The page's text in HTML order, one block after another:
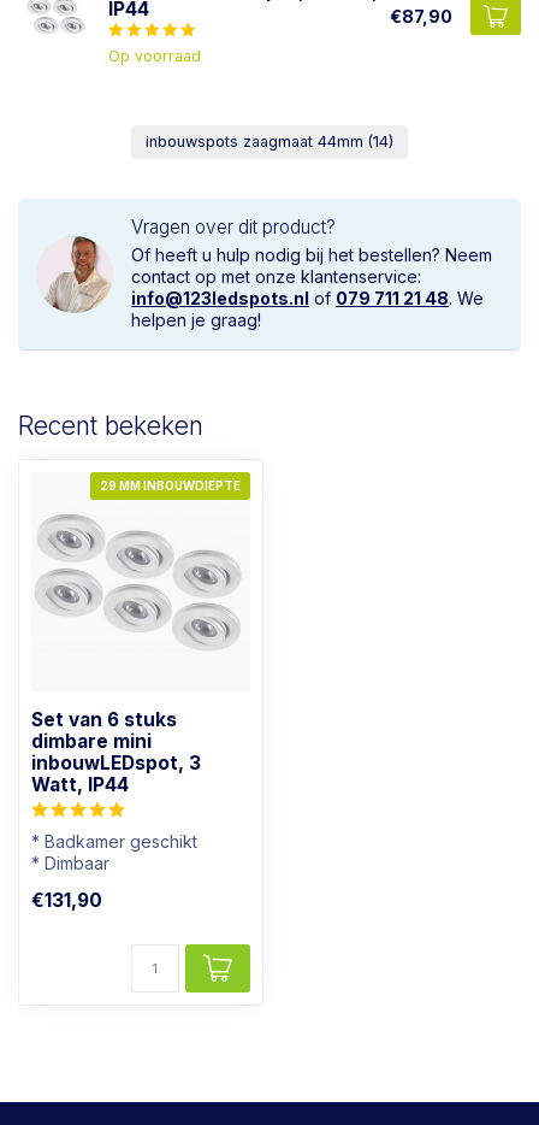
IP44
Op voorraad
€87,90
inbouwspots zaagmaat 44mm (14)
Vragen over dit product?
Of heeft u hulp nodig bij het bestellen? Neem
contact op met onze klantenservice:
info@123ledspots.nl of 079 711 21 48. We
helpen je graag!
Recent bekeken
29 MM INBOUWDIEPTE
Set van 6 stuks
dimbare mini
inbouwLEDspot, 3
Watt, IP44
* Badkamer geschikt
* Dimbaar
* Wit armatuur
€131,90